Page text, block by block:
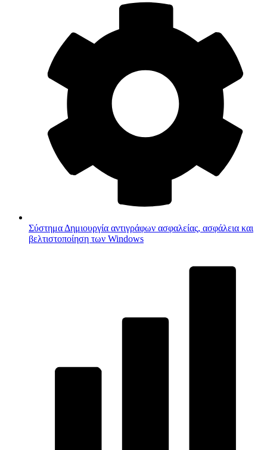
Σύστημα Δημιουργία αντιγράφων ασφαλείας, ασφάλεια και
βελτιστοποίηση των Windows